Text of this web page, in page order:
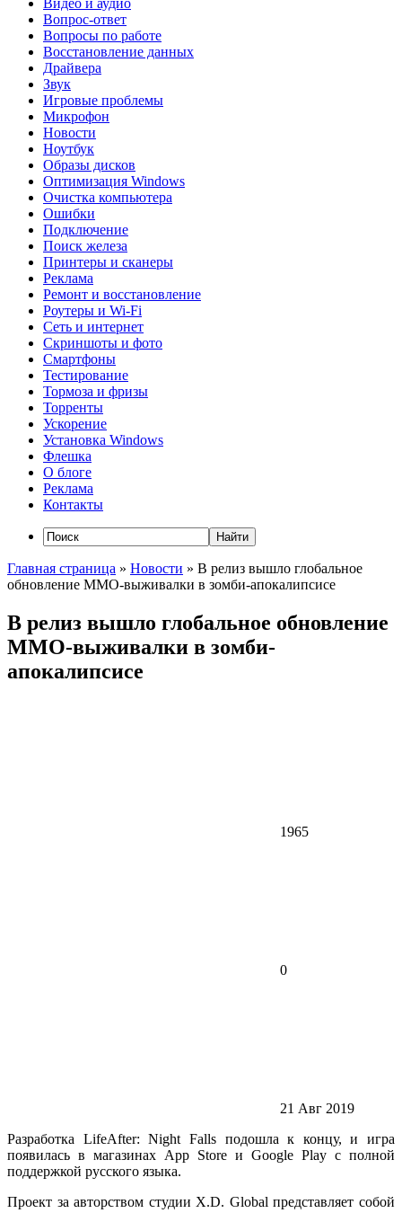
Видео и аудио
Вопрос-ответ
Вопросы по работе
Восстановление данных
Драйвера
Звук
Игровые проблемы
Микрофон
Новости
Ноутбук
Образы дисков
Оптимизация Windows
Очистка компьютера
Ошибки
Подключение
Поиск железа
Принтеры и сканеры
Реклама
Ремонт и восстановление
Роутеры и Wi-Fi
Сеть и интернет
Скриншоты и фото
Смартфоны
Тестирование
Тормоза и фризы
Торренты
Ускорение
Установка Windows
Флешка
О блоге
Реклама
Контакты
Главная страница » Новости » В релиз вышло глобальное
обновление ММО-выживалки в зомби-апокалипсисе
В релиз вышло глобальное обновление
ММО-выживалки в зомби-
апокалипсисе
1965
0
21 Авг 2019
Разработка LifeAfter: Night Falls подошла к концу, и игра
появилась в магазинах App Store и Google Play с полной
поддержкой русского языка.
Проект за авторством студии X.D. Global представляет собой